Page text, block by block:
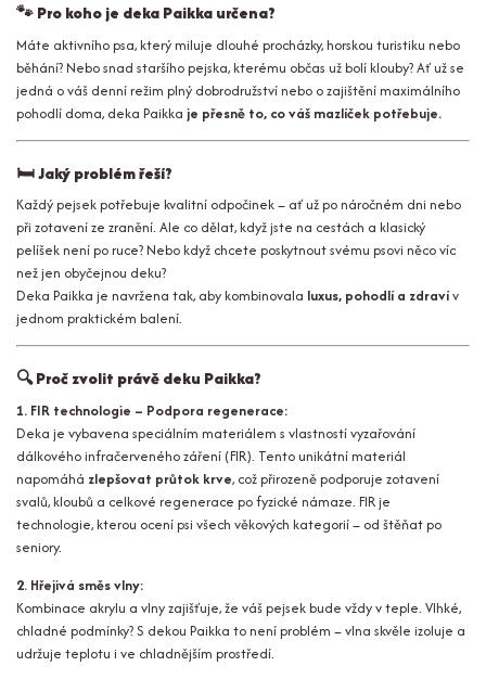
🐾Pro koho je deka Paikka určena?
Máte aktivního psa, který miluje dlouhé procházky, horskou turistiku nebo
běhání? Nebo snad staršího pejska, kterému občas už bolí klouby? Ať už se
jedná o váš denní režim plný dobrodružství nebo o zajištění maximálního
pohodlí doma, deka Paikka je přesně to, co váš mazlíček potřebuje.
🛏Jaký problém řeší?
Každý pejsek potřebuje kvalitní odpočinek – ať už po náročném dni nebo
při zotavení ze zranění. Ale co dělat, když jste na cestách a klasický
pelíšek není po ruce? Nebo když chcete poskytnout svému psovi něco víc
než jen obyčejnou deku?
Deka Paikka je navržena tak, aby kombinovala luxus, pohodlí a zdravív
jednom praktickém balení.
🔍Proč zvolit právě deku Paikka?
1. FIR technologie – Podpora regenerace:
Deka je vybavena speciálním materiálem s vlastností vyzařování
dálkového infračerveného záření (FIR). Tento unikátní materiál
napomáhá zlepšovat průtok krve, což přirozeně podporuje zotavení
svalů, kloubů a celkové regenerace po fyzické námaze. FIR je
technologie, kterou ocení psi všech věkových kategorií – od štěňat po
seniory.
2. Hřejivá směs vlny:
Kombinace akrylu a vlny zajišťuje, že váš pejsek bude vždy v teple. Vlhké,
chladné podmínky? S dekou Paikka to není problém – vlna skvěle izoluje a
udržuje teplotu i ve chladnějším prostředí.